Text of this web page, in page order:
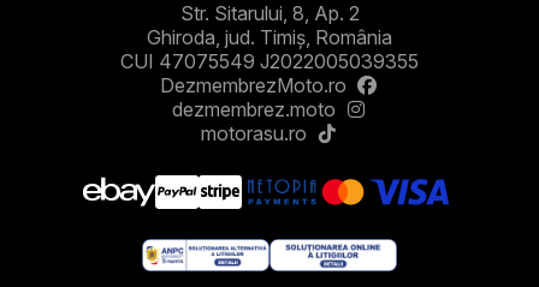
Str. Sitarului, 8, Ap. 2
Ghiroda, jud. Timiș, România
CUI 47075549 J2022005039355
DezmembrezMoto.ro
dezmembrez.moto
motorasu.ro